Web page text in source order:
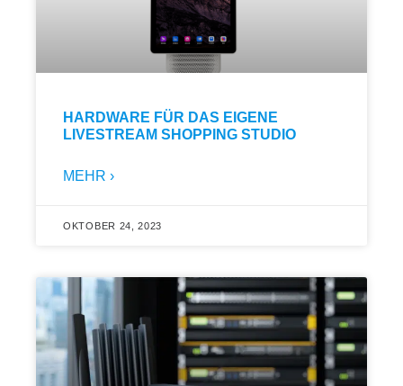
HARDWARE FÜR DAS EIGENE
LIVESTREAM SHOPPING STUDIO
MEHR ›
OKTOBER 24, 2023